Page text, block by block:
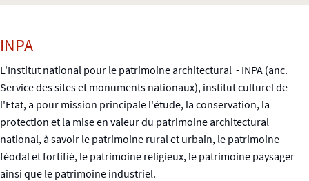
INPA
L'Institut national pour le patrimoine architectural - INPA (anc.
Service des sites et monuments nationaux), institut culturel de
l'Etat, a pour mission principale l'étude, la conservation, la
protection et la mise en valeur du patrimoine architectural
national, à savoir le patrimoine rural et urbain, le patrimoine
féodal et fortifié, le patrimoine religieux, le patrimoine paysager
ainsi que le patrimoine industriel.